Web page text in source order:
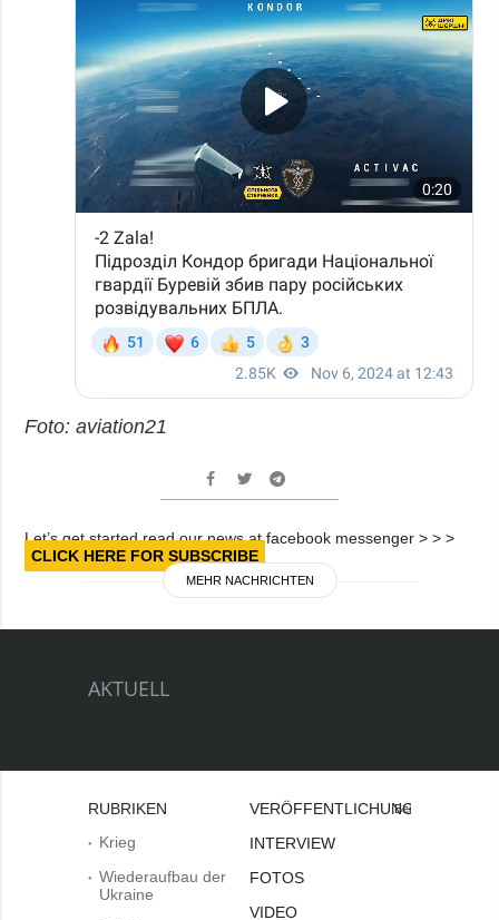
Foto: aviation21
Let’s get started read our news at facebook messenger > > >
CLICK HERE FOR SUBSCRIBE
MEHR NACHRICHTEN
AKTUELL
RUBRIKEN
Krieg
Wiederaufbau der
Ukraine
VERÖFFENTLICHUNGEN
INTERVIEW
FOTOS
VIDEO
Bei